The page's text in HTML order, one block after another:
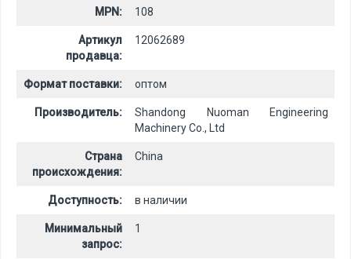
MPN: 108
Артикул
продавца:
12062689
Формат поставки: оптом
Производитель:
Shandong Nuoman Engineering
Machinery Co., Ltd
Страна
происхождения:
China
Доступность: в наличии
Минимальный
запрос:
1